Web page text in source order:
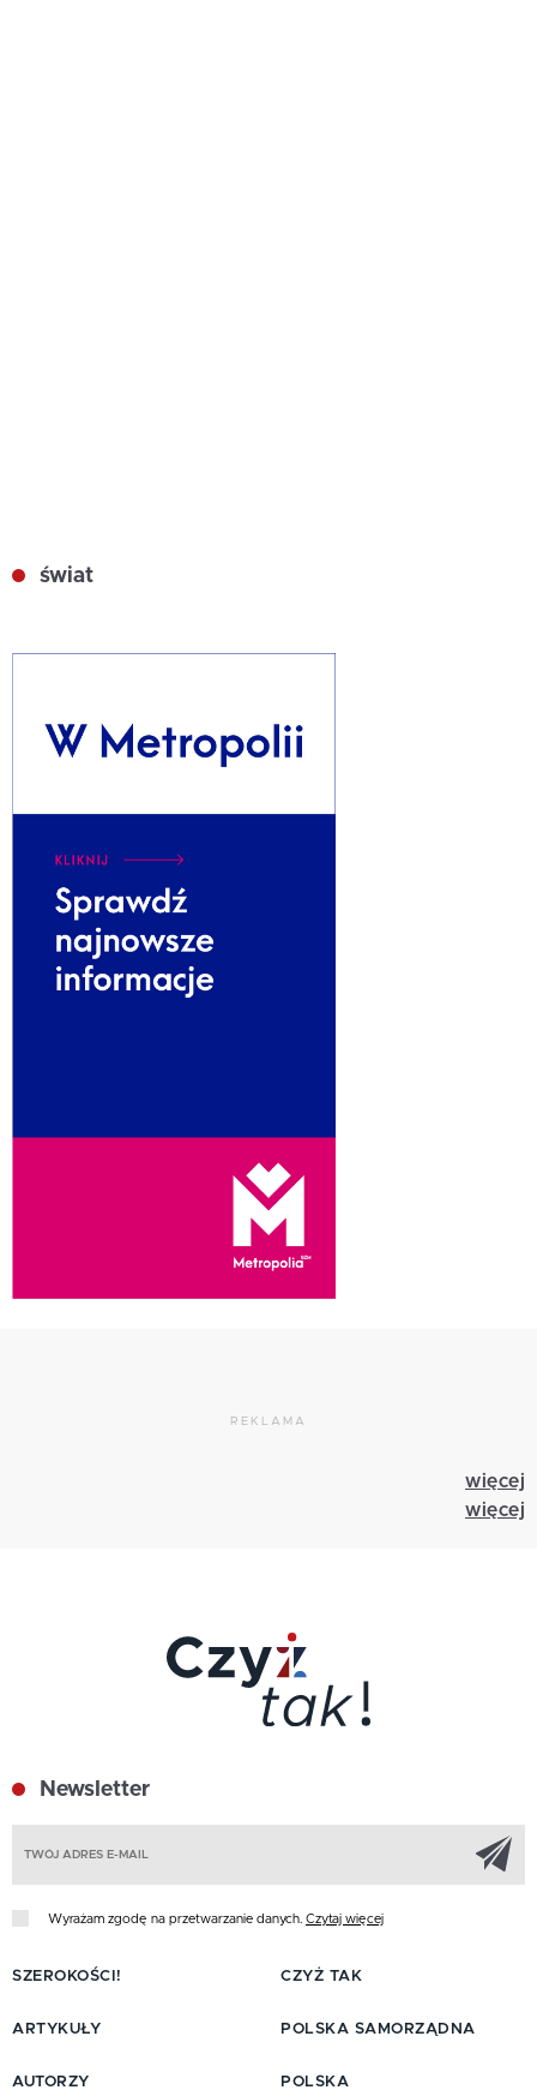
świat
REKLAMA
więcej
więcej
Newsletter
Wyrażam zgodę na przetwarzanie danych. Czytaj więcej
SZEROKOŚCI!
ARTYKUŁY
AUTORZY
CZYŻ TAK
POLSKA SAMORZĄDNA
POLSKA